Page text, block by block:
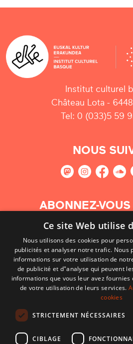
Institut culturel
Château Lota -
Tel: 0 (033)5 59
NOUS
ABONNEZ-
Ce site Web utilise
Nous utilisons des cookies pour
publicités et analyser notre trafic. Nous
informations sur votre utilisation de
de publicité et d"analyse qui peuvent
informations que vous leur avez
de votre utilisation de leurs services.
cookies
STRICTEMENT NÉCESSAIRES
CIBLAGE